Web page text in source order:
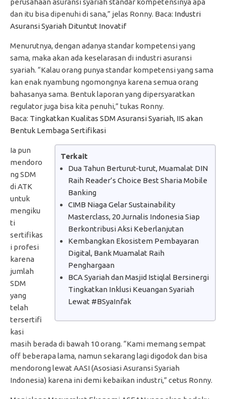
dan itu bisa dipenuhi di sana,” jelas Ronny. Baca: Industri
Asuransi Syariah Dituntut Inovatif
Menurutnya, dengan adanya standar kompetensi yang
sama, maka akan ada keselarasan di industri asuransi
syariah. “Kalau orang punya standar kompetensi yang sama
kan enak nyambung ngomongnya karena semua orang
bahasanya sama. Bentuk laporan yang dipersyaratkan
regulator juga bisa kita penuhi,” tukas Ronny.
Baca: Tingkatkan Kualitas SDM Asuransi Syariah, IIS akan
Bentuk Lembaga Sertifikasi
Terkait
Dua Tahun Berturut-turut, Muamalat DIN
Raih Reader’s Choice Best Sharia Mobile
Banking
CIMB Niaga Gelar Sustainability
Masterclass, 20 Jurnalis Indonesia Siap
Berkontribusi Aksi Keberlanjutan
Kembangkan Ekosistem Pembayaran
Digital, Bank Muamalat Raih
Penghargaan
BCA Syariah dan Masjid Istiqlal Bersinergi
Tingkatkan Inklusi Keuangan Syariah
Lewat #BSyaInfak
Ia pun
mendoro
ng SDM
di ATK
untuk
mengiku
ti
sertifikas
i profesi
karena
jumlah
SDM
yang
telah
tersertifi
kasi
masih berada di bawah 10 orang. “Kami memang sempat
off beberapa lama, namun sekarang lagi digodok dan bisa
mendorong lewat AASI (Asosiasi Asuransi Syariah
Indonesia) karena ini demi kebaikan industri,” cetus Ronny.